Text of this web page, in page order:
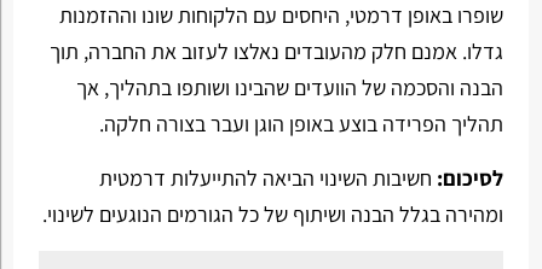
שופרו באופן דרמטי, היחסים עם הלקוחות שונו וההזמנות
גדלו. אמנם חלק מהעובדים נאלצו לעזוב את החברה, תוך
הבנה והסכמה של הוועדים שהבינו ושותפו בתהליך, אך
תהליך הפרידה בוצע באופן הוגן ועבר בצורה חלקה.
לסיכום: חשיבות השינוי הביאה להתייעלות דרמטית
ומהירה בגלל הבנה ושיתוף של כל הגורמים הנוגעים לשינוי.